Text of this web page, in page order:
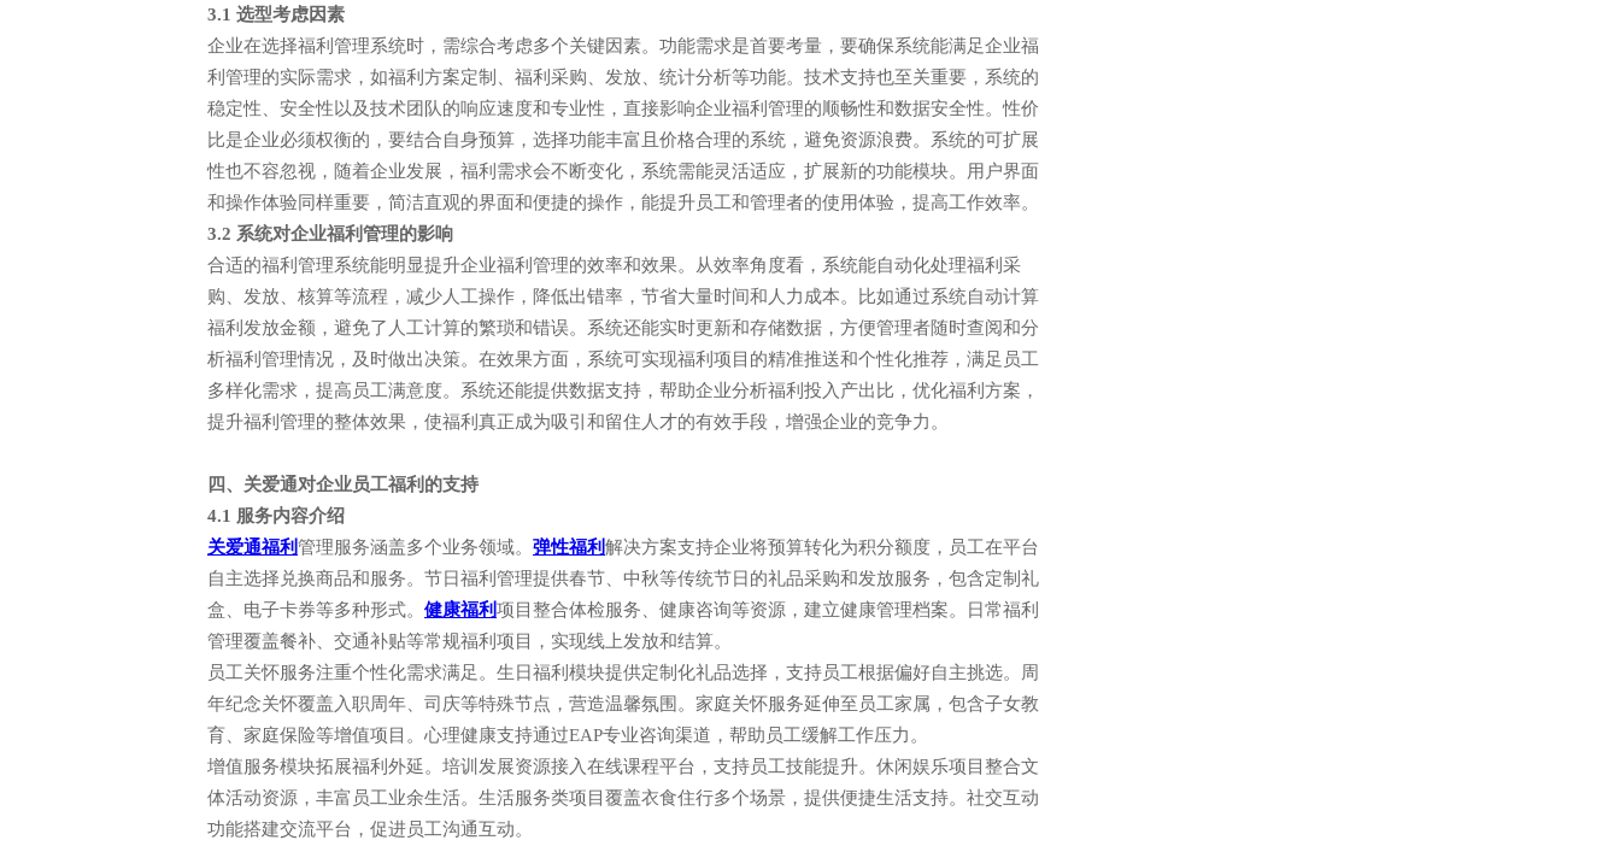
3.1 选型考虑因素
企业在选择福利管理系统时，需综合考虑多个关键因素。功能需求是首要考量，要确保系统能满足企业福
利管理的实际需求，如福利方案定制、福利采购、发放、统计分析等功能。技术支持也至关重要，系统的
稳定性、安全性以及技术团队的响应速度和专业性，直接影响企业福利管理的顺畅性和数据安全性。性价
比是企业必须权衡的，要结合自身预算，选择功能丰富且价格合理的系统，避免资源浪费。系统的可扩展
性也不容忽视，随着企业发展，福利需求会不断变化，系统需能灵活适应，扩展新的功能模块。用户界面
和操作体验同样重要，简洁直观的界面和便捷的操作，能提升员工和管理者的使用体验，提高工作效率。
3.2 系统对企业福利管理的影响
合适的福利管理系统能明显提升企业福利管理的效率和效果。从效率角度看，系统能自动化处理福利采
购、发放、核算等流程，减少人工操作，降低出错率，节省大量时间和人力成本。比如通过系统自动计算
福利发放金额，避免了人工计算的繁琐和错误。系统还能实时更新和存储数据，方便管理者随时查阅和分
析福利管理情况，及时做出决策。在效果方面，系统可实现福利项目的精准推送和个性化推荐，满足员工
多样化需求，提高员工满意度。系统还能提供数据支持，帮助企业分析福利投入产出比，优化福利方案，
提升福利管理的整体效果，使福利真正成为吸引和留住人才的有效手段，增强企业的竞争力。
四、关爱通对企业员工福利的支持
4.1 服务内容介绍
关爱通福利管理服务涵盖多个业务领域。 弹性福利解决方案支持企业将预算转化为积分额度，员工在平台
自主选择兑换商品和服务。节日福利管理提供春节、中秋等传统节日的礼品采购和发放服务，包含定制礼
盒、电子卡券等多种形式。 健康福利项目整合体检服务、健康咨询等资源，建立健康管理档案。日常福利
管理覆盖餐补、交通补贴等常规福利项目，实现线上发放和结算。
员工关怀服务注重个性化需求满足。生日福利模块提供定制化礼品选择，支持员工根据偏好自主挑选。周
年纪念关怀覆盖入职周年、司庆等特殊节点，营造温馨氛围。家庭关怀服务延伸至员工家属，包含子女教
育、家庭保险等增值项目。心理健康支持通过EAP专业咨询渠道，帮助员工缓解工作压力。
增值服务模块拓展福利外延。培训发展资源接入在线课程平台，支持员工技能提升。休闲娱乐项目整合文
体活动资源，丰富员工业余生活。生活服务类项目覆盖衣食住行多个场景，提供便捷生活支持。社交互动
功能搭建交流平台，促进员工沟通互动。
电话: 021-34014622 邮箱: CUSTOMER@GUANAITONG.COM
企业售前热线: 400-920-6969 地址: 上海市徐汇区沪闵路9299号中智大厦9楼